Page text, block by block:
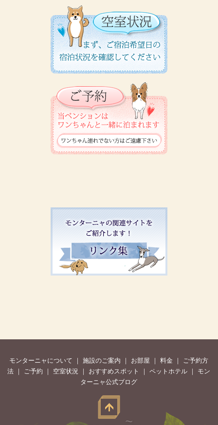
モンターニャについて ｜施設のご案内 ｜ お部屋 ｜料金 ｜ ご予約方
法 ｜ ご予約 ｜ 空室状況 ｜ おすすめスポット ｜ペットホテル ｜ モン
ターニャ公式ブログ